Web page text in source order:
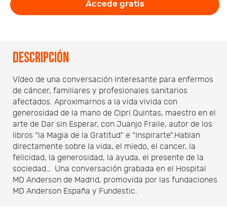
Accede gratis
Descripción
Vídeo de una conversación interesante para enfermos
de cáncer, familiares y profesionales sanitarios
afectados. Aproximarnos a la vida vivida con
generosidad de la mano de Cipri Quintas, maestro en el
arte de Dar sin Esperar, con Juanjo Fraile, autor de los
libros “la Magia de la Gratitud” e “Inspirarte”.Hablan
directamente sobre la vida, el miedo, el cancer, la
felicidad, la generosidad, la ayuda, el presente de la
sociedad… Una conversación grabada en el Hospital
MD Anderson de Madrid, promovida por las fundaciones
MD Anderson España y Fundestic.